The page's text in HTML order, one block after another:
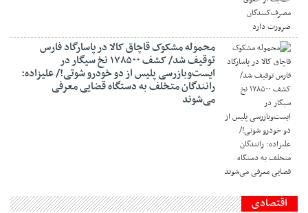
محموله مشکوک قاچاق کالا در پاسارگاد فارس
توقیف شد/ کشف ۱۷۸۵۰۰ نخ سیگار در
ایست‌وبازرسی پلیس از دو خودرو شوتی!/ علیزاده:
رانندگان متخلف به دستگاه قضایی معرفی
می‌شوند
اقتصادی